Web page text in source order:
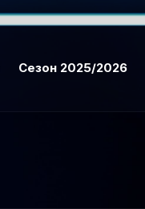
Сезон 2025/2026